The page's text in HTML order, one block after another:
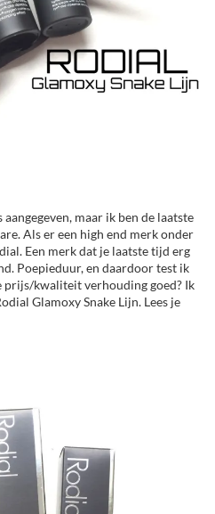
maar ik ben de laatste
Als er een high end merk onder
Een merk dat je laatste tijd erg
Poepieduur, en daardoor test ik
prijs/kwaliteit verhouding goed? Ik
Glamoxy Snake Lijn. Lees je